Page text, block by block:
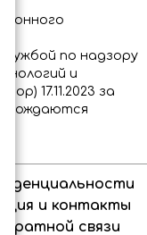
по надзору
и
17.11.2023 за
и контакты
связи